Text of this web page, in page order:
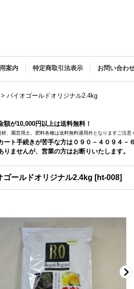
案内 特定商取引法表示 お問い合わ
> バイオゴールドオリジナル2.4kg
額が10,000円以上は送料無料！
、園芸用土、肥料各種は送料無料適用外となりますご注意
ート手続きが苦手な方は０９０－４０９４－
りませんが、営業の方はお断りいたします。
ゴールドオリジナル2.4kg [ht-008]